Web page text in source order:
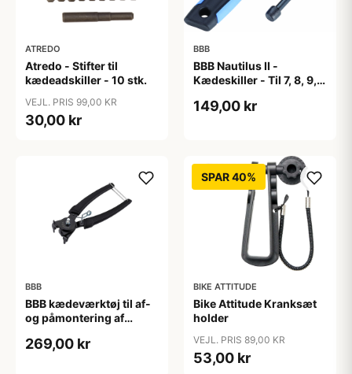
ATREDO
Atredo - Stifter til
kædeadskiller - 10 stk.
VEJL. PRIS 99,00 KR
30,00 kr
BBB
BBB Nautilus II -
Kædeskiller - Til 7, 8, 9,
149,00 kr
BBB
BBB kædeværktøj til af-
og påmontering af
269,00 kr
SPAR 40%
BIKE ATTITUDE
Bike Attitude Kranksæt
holder
VEJL. PRIS 89,00 KR
53,00 kr